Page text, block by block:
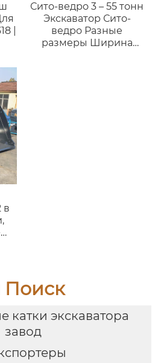
|
Сито-ведро 3 – 55 тонн
Экскаватор Сито-
ведро Разные
размеры Ширина
в
Поиск
катки экскаватора
завод